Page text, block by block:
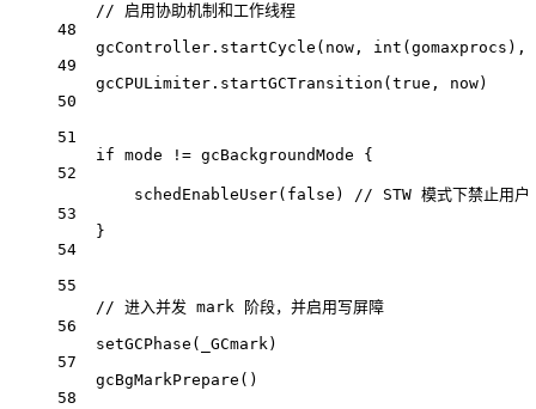
// 启用协助机制和工作线程
48
gcController. startCycle (now, int
49
gcCPULimiter. startGCTransition ( true , now)
50
51
if mode != gcBackgroundMode {
52
schedEnableUser( false ) // STW 模式下禁止用
53
}
54
55
// 进入并发 mark 阶段，并启用写屏障
56
setGCPhase (_GCmark)
57
gcBgMarkPrepare ()
58